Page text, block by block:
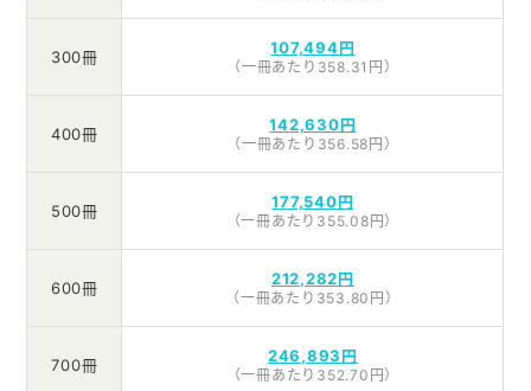
300冊 107,494円
（一冊あたり358.31円）
400冊 142,630円
（一冊あたり356.58円）
500冊 177,540円
（一冊あたり355.08円）
600冊 212,282円
（一冊あたり353.80円）
700冊 246,893円
（一冊あたり352.70円）